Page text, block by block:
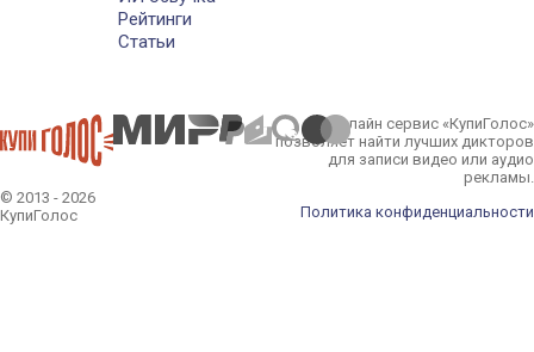
Рейтинги
Статьи
© 2013 - 2026
КупиГолос
Онлайн сервис «КупиГолос»
позволяет найти лучших дикторов
для записи видео или аудио
рекламы.
Политика конфиденциальности